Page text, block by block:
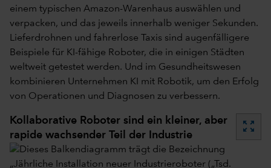
einem typischen Amazon-Warenhaus auswählen und
verpacken, und das jeweils innerhalb weniger Sekunden.
Lieferdrohnen und fahrerlose Taxis sind augenfälligere
Beispiele für KI-fähige Roboter, die in einigen Städten
weltweit getestet werden. Und im Gesundheitswesen
kombinieren Unternehmen KI mit Robotik, um den Erfolg
von Operationen und Diagnosen zu verbessern.
Kollaborative Roboter sind ein kleiner, aber
rapide wachsender Teil der Industrie
zoom_out_map